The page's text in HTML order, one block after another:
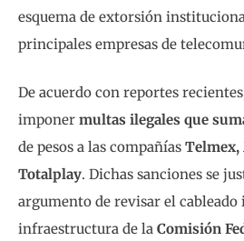
esquema de extorsión
principales empresas de
De acuerdo con reportes
imponer multas ilegales que
de pesos a las compañías Telmex,
Totalplay. Dichas sanciones se
argumento de revisar el cableado
infraestructura de la Comisión